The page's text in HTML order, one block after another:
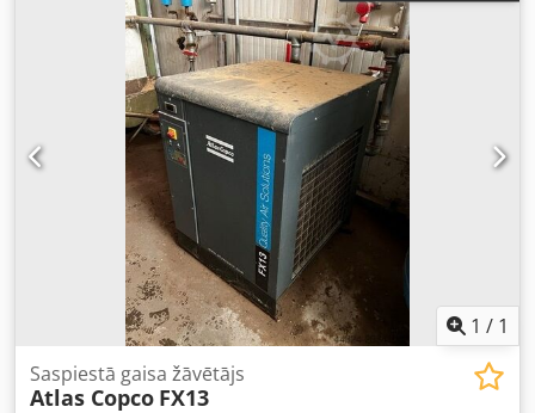
1 / 1
Saspiestā gaisa žāvētājs
Atlas Copco FX13